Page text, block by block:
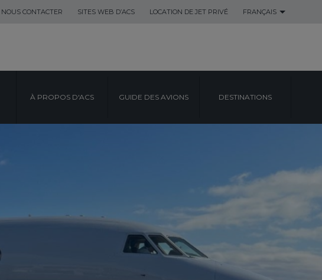
NOUS CONTACTER SITES WEB D’ACS LOCATION DE JET PRIVÉ FRANÇAIS
À PROPOS D'ACS GUIDE DES AVIONS DESTINATIONS